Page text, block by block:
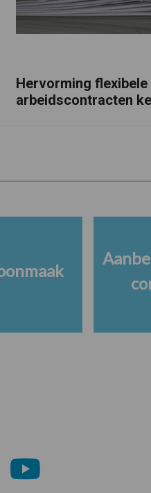
Hervorming flexibele
arbeidscontracten